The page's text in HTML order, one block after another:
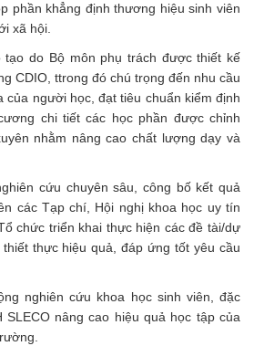
phần khẳng định thương hiệu sinh viên
xã hội.
do Bộ môn phụ trách được thiết kế
CDIO, ttrong đó chú trọng đến nhu cầu
của người học, đạt tiêu chuẩn kiểm định
chi tiết các học phần được chỉnh
nhằm nâng cao chất lượng dạy và
cứu chuyên sâu, công bố kết quả
các Tạp chí, Hội nghị khoa học uy tín
chức triển khai thực hiện các đề tài/dự
thực hiệu quả, đáp ứng tốt yêu cầu
nghiên cứu khoa học sinh viên, đặc
SLECO nâng cao hiệu quả học tập của